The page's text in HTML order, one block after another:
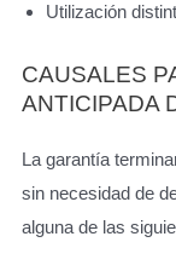
Utilización
CAUSALES
ANTICIPADA
La garantía
sin necesidad de
alguna de las